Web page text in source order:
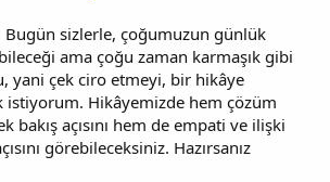
sizlerle, çoğumuzun günlük
ama çoğu zaman karmaşık gibi
yani çek ciro etmeyi, bir hikâye
istiyorum. Hikâyemizde hem çözüm
bakış açısını hem de empati ve ilişki
görebileceksiniz. Hazırsanız